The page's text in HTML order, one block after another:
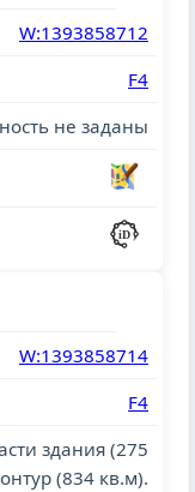
W:1393858712
F4
не заданы
W:1393858714
F4
здания (275
(834 кв.м).